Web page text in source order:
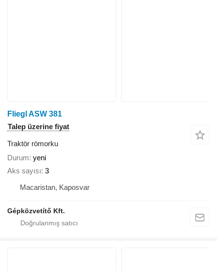
Fliegl ASW 381
Talep üzerine fiyat
Traktör römorku
Durum yeni
Aks sayısı 3
Macaristan, Kaposvar
Gépközvetítő Kft.